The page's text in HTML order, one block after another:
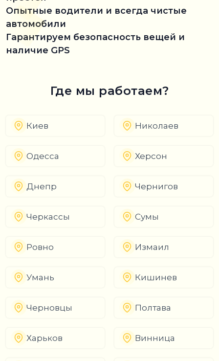
Опытные водители и всегда чистые
автомобили
Гарантируем безопасность вещей и
наличие GPS
Где мы работаем?
Киев Николаев
Одесса Херсон
Днепр Чернигов
Черкассы Сумы
Ровно Измаил
Умань Кишинев
Черновцы Полтава
Харьков Винница